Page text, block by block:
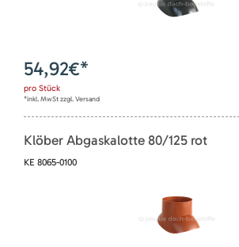
54,92€*
pro Stück
*inkl. MwSt zzgl. Versand
Klöber Abgaskalotte 80/125 rot
KE 8065-0100